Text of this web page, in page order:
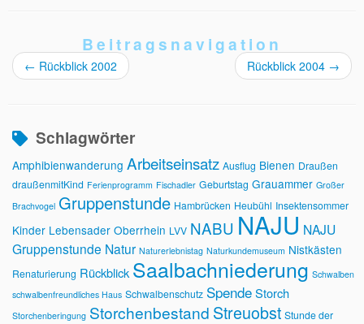
Beitragsnavigation
← Rückblick 2002 Rückblick 2004 →
Schlagwörter
Amphibienwanderung Arbeitseinsatz Ausflug Bienen Draußen
draußenmitKind Ferienprogramm Fischadler Geburtstag Grauammer Großer
Brachvogel Gruppenstunde Hambrücken Heubühl Insektensommer
Kinder Lebensader Oberrhein LVV NABU NAJU NAJU
Gruppenstunde Natur Naturerlebnistag Naturkundemuseum Nistkästen
Renaturierung Rückblick Saalbachniederung Schwalben
schwalbenfreundliches Haus Schwalbenschutz SpendeStorch
Storchenberingung Storchenbestand Streuobst Stunde der